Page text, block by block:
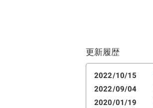
更新履歴
2022/10/15
2022/09/04
2020/01/19